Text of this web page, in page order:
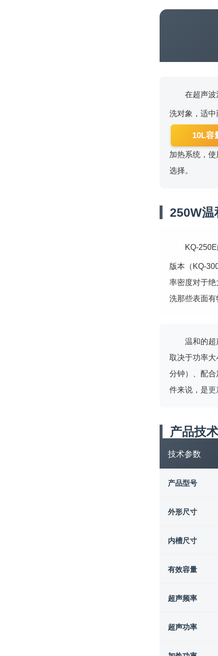
在超声
洗对象，适
10L容
加热系统，
选择。
250W温
KQ-
版本（KQ-
率密度对于
洗那些表面
温和的超
取决于功率
分钟）、配
件来说，是更
产品技
技术参数
产品型号
外形尺寸
内槽尺寸
有效容量
超声频率
超声功率